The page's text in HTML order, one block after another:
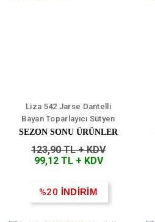
Liza 542 Jarse Dantelli
Bayan Toparlayıcı Sütyen
SEZON SONU ÜRÜNLER
123,90 TL + KDV
99,12 TL + KDV
%20 İNDİRİM